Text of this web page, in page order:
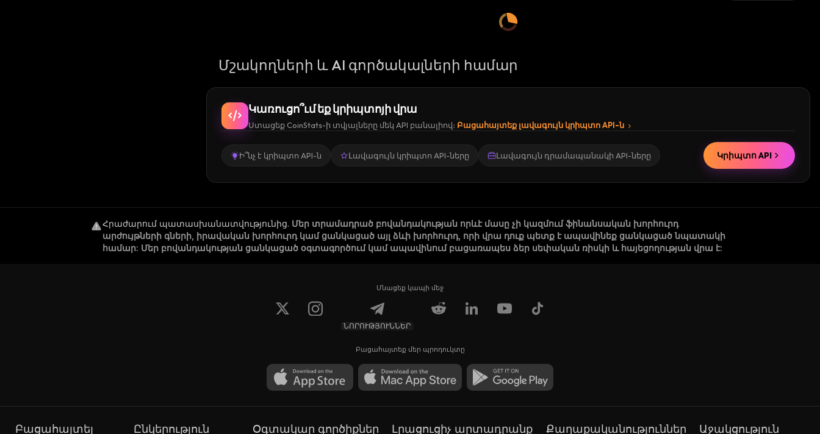
Մշակողների և AI գործակալների համար
Կառուցո՞ւմ եք կրիպտոյի վրա
Ստացեք CoinStats-ի տվյալները մեկ API բանալիով։ Բացահայտեք լավագույն կրիպտո API-ն
Ի՞նչ է կրիպտո API-ն Լավագույն կրիպտո API-ները Լավագույն դրամապանակի API-ները Կրիպտո API
Հրաժարում պատասխանատվությունից. Մեր տրամադրած բովանդակության որևէ մասը չի կազմում ֆինանսական խորհուրդ
արժույթների գների, իրավական խորհուրդ կամ ցանկացած այլ ձևի խորհուրդ, որի վրա դուք պետք է ապավինեք ցանկացած նպատակի
համար: Մեր բովանդակության ցանկացած օգտագործում կամ ապավինում բացառապես ձեր սեփական ռիսկի և հայեցողության վրա է:
Մնացեք կապի մեջ
ՆՈՐՈՒԹՅՈՒՆՆԵՐ
Բացահայտեք մեր պրոդուկտը
Բացահայտել Ընկերություն Օգտակար գործիքներ Լրացուցիչ արտադրանք Քաղաքականություններ Աջակցություն